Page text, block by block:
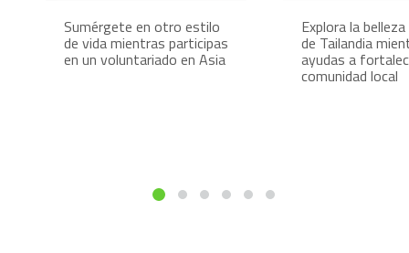
Sumérgete en otro estilo
de vida mientras participas
en un voluntariado en Asia
Explora la
de Tailandia
ayudas a
comunidad local